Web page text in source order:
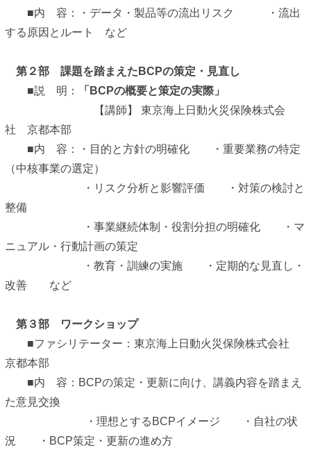
■内 容：・データ・製品等の流出リスク ・流出
する原因とルート など
第２部 課題を踏まえたBCPの策定・見直し
■説 明：
「BCPの概要と策定の実際」
【講師】 東京海上日動火災保険株式会
社 京都本部
■内 容：・目的と方針の明確化 ・重要業務の特定
（中核事業の選定）
・リスク分析と影響評価 ・対策の検討と
整備
・事業継続体制・役割分担の明確化 ・マ
ニュアル・行動計画の策定
・教育・訓練の実施 ・定期的な見直し・
改善 など
第３部 ワークショップ
■ファシリテーター：東京海上日動火災保険株式会社
京都本部
■内 容：BCPの策定・更新に向け、講義内容を踏まえ
た意見交換
・理想とするBCPイメージ ・自社の状
況 ・BCP策定・更新の進め方